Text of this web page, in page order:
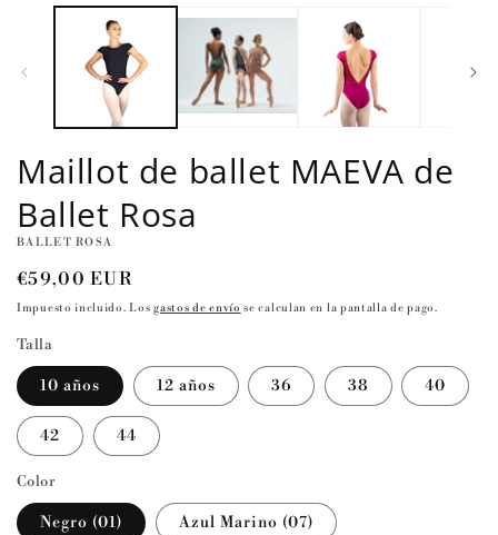
elemento
una
Maillot de ballet MAEVA de
Ballet Rosa
BALLET ROSA
Precio
habitual
€59,00 EUR
Impuesto incluido. Losgastos de envío se calculan en la pantalla de pago.
Talla
10 años 12 años 36 38 40
42 44
Color
Negro (01) Azul Marino (07)